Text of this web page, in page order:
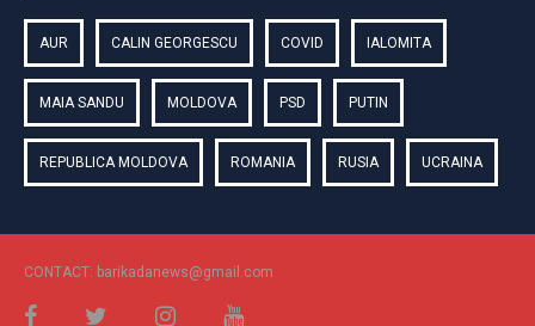
AUR CALIN GEORGESCU COVID IALOMITA
MAIA SANDU MOLDOVA PSD PUTIN
REPUBLICA MOLDOVA ROMANIA RUSIA UCRAINA
CONTACT: barikadanews@gmail.com